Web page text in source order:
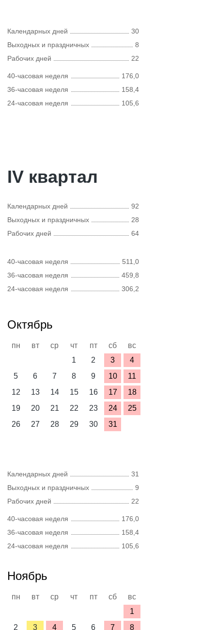
Календарных дней
30
Выходных и праздничных
8
Рабочих дней
22
40-часовая неделя
176,0
36-часовая неделя
158,4
24-часовая неделя
105,6
IV квартал
Календарных дней
92
Выходных и праздничных
28
Рабочих дней
64
40-часовая неделя
511,0
36-часовая неделя
459,8
24-часовая неделя
306,2
Октябрь
пн вт ср чт пт сб
вс
1
2 3
4
5
6 7 8 9 10
11
12
13 14 15 16 17
18
19
20 21 22 23 24
25
26
27 28 29 30 31
Календарных дней
31
Выходных и праздничных
9
Рабочих дней
22
40-часовая неделя
176,0
36-часовая неделя
158,4
24-часовая неделя
105,6
Ноябрь
пн вт ср чт пт сб
вс
1
2
3 4 5 6 7 8